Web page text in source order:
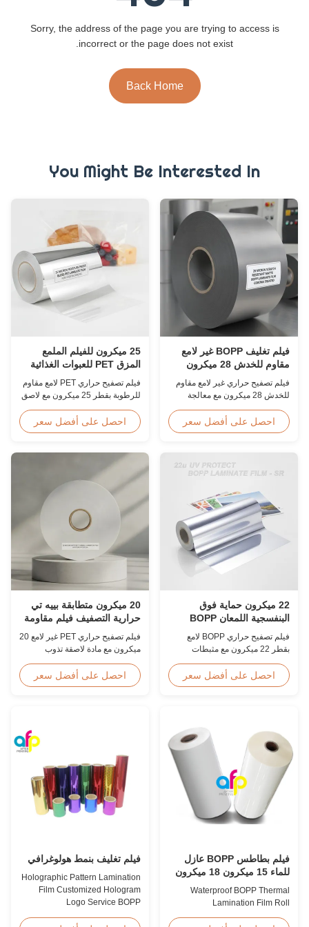
Sorry, the address of the page you are trying to access is
incorrect or the page does not exist.
Back Home
You Might Be Interested In
فيلم تغليف BOPP غير لامع
مقاوم للخدش 28 ميكرون
معالج بالكورونا
فيلم تصفيح حراري غير لامع مقاوم
للخدش 28 ميكرون مع معالجة
صلابة قلم رصاص ≥3H، مصمم
احصل على أفضل سعر
25 ميكرون للفيلم الملمع
المزق PET للعبوات الغذائية
فيلم تصفيح حراري PET لامع مقاوم
للرطوبة بقطر 25 ميكرون مع لاصق
امتصاص للرطوبة بنسبة ≥2%،
متوافق مع إدارة الغذاء والدواء
للأغذية، مثالي لكرتون الطعام
وصناديق الأطعمة المجمدة.
احصل على أفضل سعر
22 ميكرون حماية فوق
البنفسجية اللمعان BOPP
المصفوفة فيلم مقاوم للخدش
فيلم تصفيح حراري BOPP لامع
بقطر 22 ميكرون مع مثبطات
وطلاء صلب مقاوم للخدش، وعرض
2000 مم، ووضوح بصري ≥92%،
احصل على أفضل سعر
20 ميكرون متطابقة بييه تي
حرارية التصفيف فيلم مقاومة
للرطوبة إيفا
فيلم تصفيح حراري PET غير لامع 20
ميكرون مع مادة لاصقة تذوب
مناسب لتصفيح التغليف المرن
بسرعات تصل إلى 60 م / دقيقة.
احصل على أفضل سعر
فيلم بطاطس BOPP عازل
للماء 15 ميكرون 18 ميكرون
20 ميكرون 23 ميكرون 25
ميكرون
Waterproof BOPP Thermal
Lamination Film Roll
فيلم تغليف بنمط هولوغرافي
Holographic Pattern Lamination
Film Customized Hologram
Logo Service BOPP